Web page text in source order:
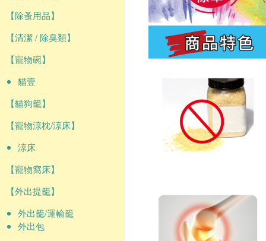
【除蚤用品】
【清潔 / 除臭類】
【寵物碗】
貓壹
【貓狗籠】
【寵物涼枕/涼床】
涼床
【寵物窩床】
【外出提籠】
外出籠/運輸籠
外出包